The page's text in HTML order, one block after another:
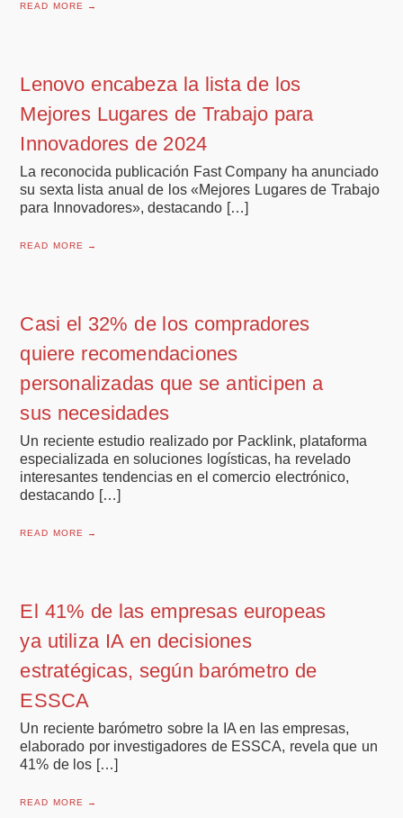
READ MORE →
Lenovo encabeza la lista de los
Mejores Lugares de Trabajo para
Innovadores de 2024
La reconocida publicación Fast Company ha anunciado
su sexta lista anual de los «Mejores Lugares de Trabajo
para Innovadores», destacando […]
READ MORE →
Casi el 32% de los compradores
quiere recomendaciones
personalizadas que se anticipen a
sus necesidades
Un reciente estudio realizado por Packlink, plataforma
especializada en soluciones logísticas, ha revelado
interesantes tendencias en el comercio electrónico,
destacando […]
READ MORE →
El 41% de las empresas europeas
ya utiliza IA en decisiones
estratégicas, según barómetro de
ESSCA
Un reciente barómetro sobre la IA en las empresas,
elaborado por investigadores de ESSCA, revela que un
41% de los […]
READ MORE →